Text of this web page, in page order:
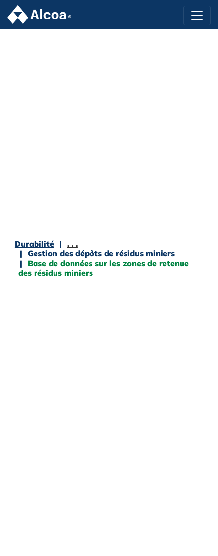
Durabilité
. . .
Gestion des dépôts de résidus miniers
Base de données sur les zones de retenue
des résidus miniers